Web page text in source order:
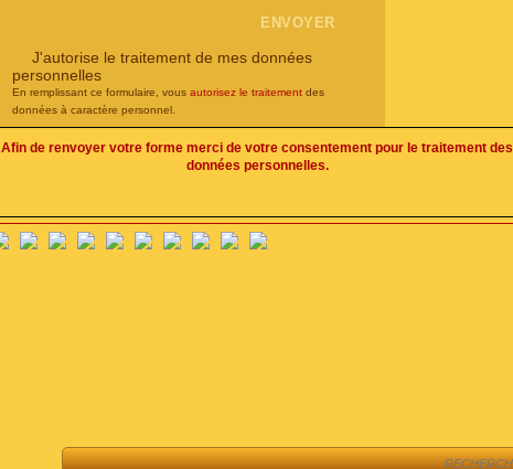
J'autorise le traitement de mes données
personnelles
En remplissant ce formulaire, vous autorisez le traitement des
données à caractère personnel.
Afin de renvoyer votre forme merci de votre consentement pour le traitement des
données personnelles.